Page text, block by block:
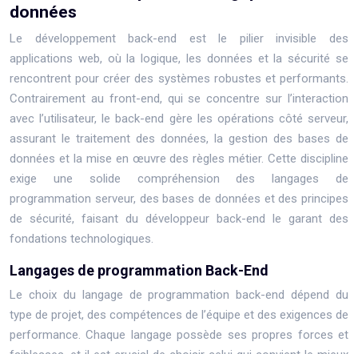
données
Le développement back-end est le pilier invisible des
applications web, où la logique, les données et la sécurité se
rencontrent pour créer des systèmes robustes et performants.
Contrairement au front-end, qui se concentre sur l’interaction
avec l’utilisateur, le back-end gère les opérations côté serveur,
assurant le traitement des données, la gestion des bases de
données et la mise en œuvre des règles métier. Cette discipline
exige une solide compréhension des langages de
programmation serveur, des bases de données et des principes
de sécurité, faisant du développeur back-end le garant des
fondations technologiques.
Langages de programmation Back-End
Le choix du langage de programmation back-end dépend du
type de projet, des compétences de l’équipe et des exigences de
performance. Chaque langage possède ses propres forces et